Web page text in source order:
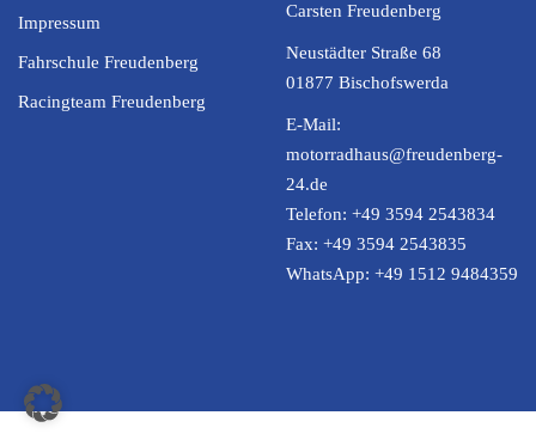
Impressum
Fahrschule Freudenberg
Racingteam Freudenberg
Carsten Freudenberg
Neustädter Straße 68
01877 Bischofswerda
E-Mail:
motorradhaus@freudenberg-
24.de
Telefon: +49 3594 2543834
Fax: +49 3594 2543835
WhatsApp: +49 1512 9484359